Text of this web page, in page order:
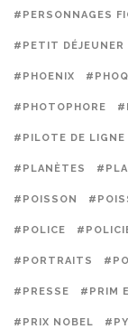
#PERSONNAGES
#PETIT DÉJEUNER
#PHOENIX
#PHOTOPHORE
#PILOTE DE LIGNE
#PLANÈTES
#POISSON
#POLICE
#PORTRAITS
#PRESSE #PRIM
#PRIX NOBEL